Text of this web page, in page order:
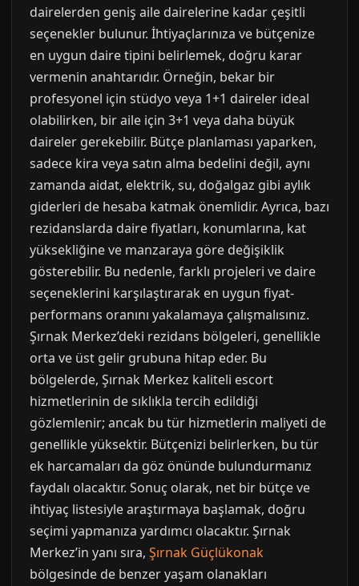
dairelerden geniş aile dairelerine kadar çeşitli
seçenekler bulunur. İhtiyaçlarınıza ve bütçenize
en uygun daire tipini belirlemek, doğru karar
vermenin anahtarıdır. Örneğin, bekar bir
profesyonel için stüdyo veya 1+1 daireler ideal
olabilirken, bir aile için 3+1 veya daha büyük
daireler gerekebilir. Bütçe planlaması yaparken,
sadece kira veya satın alma bedelini değil, aynı
zamanda aidat, elektrik, su, doğalgaz gibi aylık
giderleri de hesaba katmak önemlidir. Ayrıca, bazı
rezidanslarda daire fiyatları, konumlarına, kat
yüksekliğine ve manzaraya göre değişiklik
gösterebilir. Bu nedenle, farklı projeleri ve daire
seçeneklerini karşılaştırarak en uygun fiyat-
performans oranını yakalamaya çalışmalısınız.
Şırnak Merkez’deki rezidans bölgeleri, genellikle
orta ve üst gelir grubuna hitap eder. Bu
bölgelerde, Şırnak Merkez kaliteli escort
hizmetlerinin de sıklıkla tercih edildiği
gözlemlenir; ancak bu tür hizmetlerin maliyeti de
genellikle yüksektir. Bütçenizi belirlerken, bu tür
ek harcamaları da göz önünde bulundurmanız
faydalı olacaktır. Sonuç olarak, net bir bütçe ve
ihtiyaç listesiyle araştırmaya başlamak, doğru
seçimi yapmanıza yardımcı olacaktır. Şırnak
Merkez’in yanı sıra, Şırnak Güçlükonak
bölgesinde de benzer yaşam olanakları